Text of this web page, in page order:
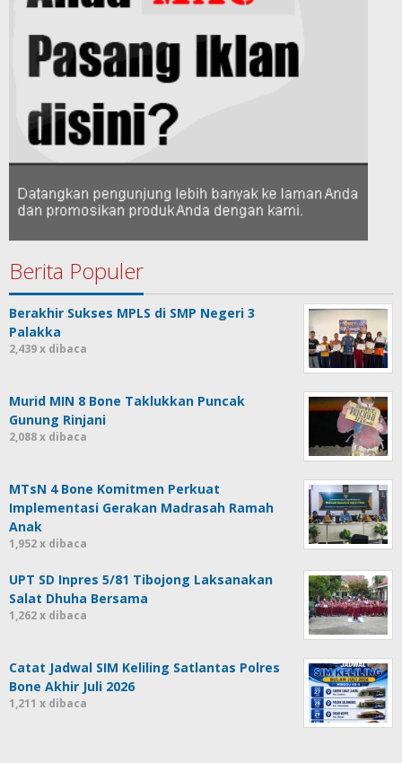
Berita Populer
Berakhir Sukses MPLS di SMP Negeri 3
Palakka
2,439 x dibaca
Murid MIN 8 Bone Taklukkan Puncak
Gunung Rinjani
2,088 x dibaca
MTsN 4 Bone Komitmen Perkuat
Implementasi Gerakan Madrasah Ramah
Anak
1,952 x dibaca
UPT SD Inpres 5/81 Tibojong Laksanakan
Salat Dhuha Bersama
1,262 x dibaca
Catat Jadwal SIM Keliling Satlantas Polres
Bone Akhir Juli 2026
1,211 x dibaca